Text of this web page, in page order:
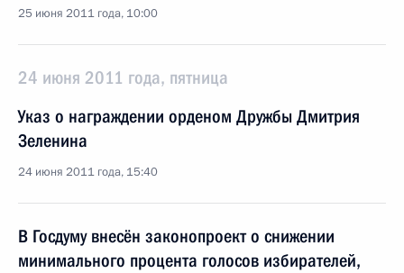
25 июня 2011 года, 10:00
24 июня 2011 года, пятница
Указ о награждении орденом Дружбы Дмитрия
Зеленина
24 июня 2011 года, 15:40
В Госдуму внесён законопроект о снижении
минимального процента голосов избирателей,